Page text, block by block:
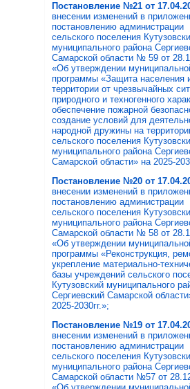
Постановление №21 от 17.04
внесении изменений в
постановлению администрации
сельского поселения
муниципального района
Самарской области № 59 от
«Об утверждении
программы «Защита населения
территории от чрезвычайных
природного и техногенного
обеспечение пожарной
создание условий для
народной дружины на
сельского поселения
муниципального района
Самарской области» на 2025-
Постановление №20 от 17.04
внесении изменений в
постановлению администрации
сельского поселения
муниципального района
Самарской области № 58 от
«Об утверждении
программы «Реконструкция,
укрепление материально-
базы учреждений сельского
Кутузовский муниципального
Сергиевский Самарской
2025-2030гг.»;
Постановление №19 от 17.04
внесении изменений в
постановлению администрации
сельского поселения
муниципального района
Самарской области №57 от